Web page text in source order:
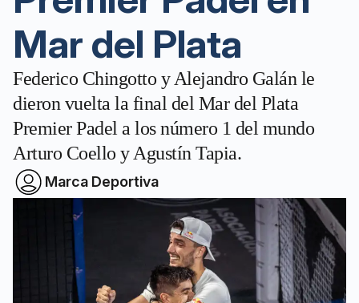
Mar del Plata
Federico Chingotto y Alejandro Galán le
dieron vuelta la final del Mar del Plata
Premier Padel a los número 1 del mundo
Arturo Coello y Agustín Tapia.
Marca Deportiva